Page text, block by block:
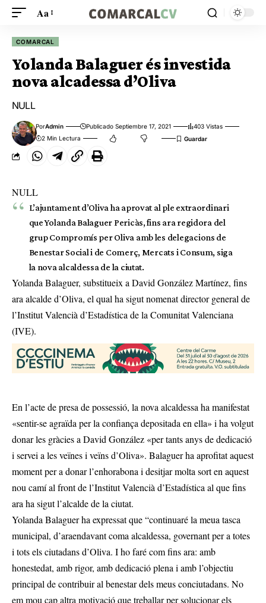
Aa
COMARCAL
Yolanda Balaguer és investida
nova alcadessa d’Oliva
NULL
PorAdmin Publicado Septiembre 17, 2021
403 Vistas
2 Min Lectura
NULL
L’ajuntament d’Oliva ha aprovat al ple extraordinari
que Yolanda Balaguer Pericàs, fins ara regidora del
grup Compromís per Oliva amb les delegacions de
Benestar Social i de Comerç, Mercats i Consum, siga
la nova alcaldessa de la ciutat.
Yolanda Balaguer, substitueix a David González Martínez, fins
ara alcalde d’Oliva, el qual ha sigut nomenat director general de
l’Institut Valencià d’Estadística de la Comunitat Valenciana
(IVE).
En l’acte de presa de possessió, la nova alcaldessa ha manifestat
«sentir-se agraïda per la confiança depositada en ella» i ha volgut
donar les gràcies a David González «per tants anys de dedicació
i servei a les veïnes i veïns d’Oliva». Balaguer ha aprofitat aquest
moment per a donar l’enhorabona i desitjar molta sort en aquest
nou camí al front de l’Institut Valencià d’Estadística al que fins
ara ha sigut l’alcalde de la ciutat.
Yolanda Balaguer ha expressat que “continuaré la meua tasca
municipal, d’araendavant coma alcaldessa, governant per a totes
i tots els ciutadans d’Oliva. I ho faré com fins ara: amb
honestedat, amb rigor, amb dedicació plena i amb l’objectiu
principal de contribuir al benestar dels meus conciutadans. No
em mou cap altra motivació que treballar per solucionar els